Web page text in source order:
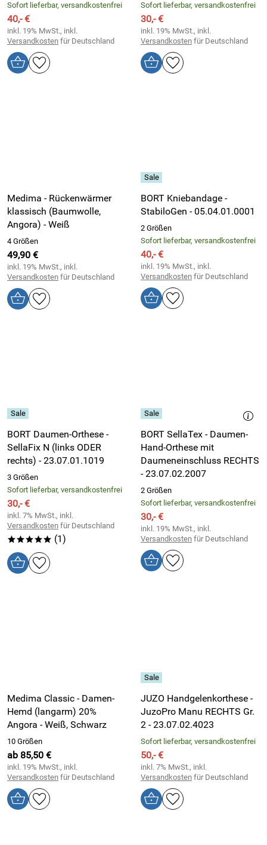
Sofort lieferbar, versandkostenfrei
40,- €
inkl. 19% MwSt., inkl.
Versandkosten für Deutschland
Sofort lieferbar, versandkostenfrei
30,- €
inkl. 19% MwSt., inkl.
Versandkosten für Deutschland
Medima - Rückenwärmer
klassisch (Baumwolle,
Angora) - Weiß
4 Größen
49,90 €
inkl. 19% MwSt., inkl.
Versandkosten für Deutschland
BORT Kniebandage -
StabiloGen - 05.04.01.0001
2 Größen
Sofort lieferbar, versandkostenfrei
40,- €
inkl. 19% MwSt., inkl.
Versandkosten für Deutschland
BORT Daumen-Orthese -
SellaFix N (links ODER
rechts) - 23.07.01.1019
3 Größen
Sofort lieferbar, versandkostenfrei
30,- €
inkl. 7% MwSt., inkl.
Versandkosten für Deutschland
***** (1)
BORT SellaTex - Daumen-
Hand-Orthese mit
Daumeneinschluss RECHTS
- 23.07.02.2007
2 Größen
Sofort lieferbar, versandkostenfrei
30,- €
inkl. 19% MwSt., inkl.
Versandkosten für Deutschland
Medima Classic - Damen-
Hemd (langarm) 20%
Angora - Weiß, Schwarz
10 Größen
ab 85,50 €
inkl. 19% MwSt., inkl.
Versandkosten für Deutschland
JUZO Handgelenkorthese -
JuzoPro Manu RECHTS Gr.
2 - 23.07.02.4023
Sofort lieferbar, versandkostenfrei
50,- €
inkl. 7% MwSt., inkl.
Versandkosten für Deutschland